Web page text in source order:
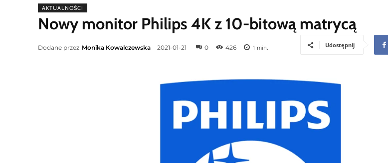
AKTUALNOŚCI
Nowy monitor Philips 4K z 10-bitową matrycą
Dodane przez Monika Kowalczewska 2021-01-21 0 426 1 min. Udostępnij